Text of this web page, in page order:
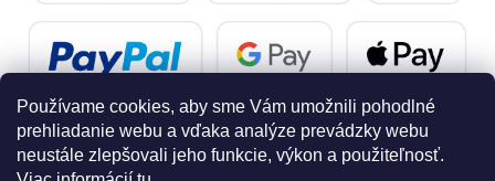
Používame cookies, aby sme Vám umožnili pohodlné
prehliadanie webu a vďaka analýze prevádzky webu
neustále zlepšovali jeho funkcie, výkon a použiteľnosť.